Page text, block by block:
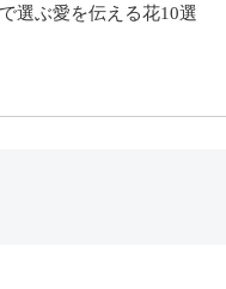
選ぶ愛を伝える花10選